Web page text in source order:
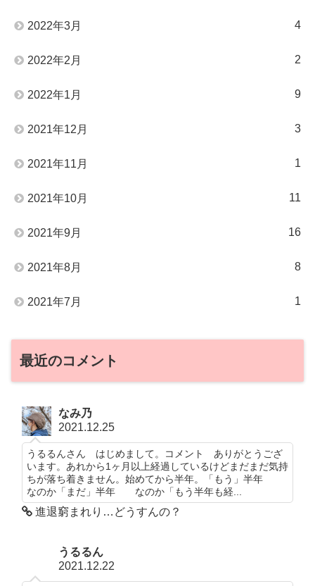
2022年3月 4
2022年2月 2
2022年1月 9
2021年12月 3
2021年11月 1
2021年10月 11
2021年9月 16
2021年8月 8
2021年7月 1
最近のコメント
なみ乃
2021.12.25
うるるんさん はじめまして。コメント ありがとうござ
います。あれから1ヶ月以上経過しているけどまだまだ気持
ちが落ち着きません。始めてから半年。「もう」半年
なのか「まだ」半年 なのか「もう半年も経...
進退窮まれり…どうすんの？
うるるん
2021.12.22